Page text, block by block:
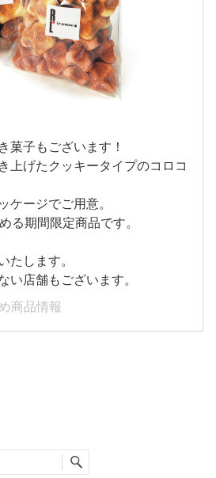
菓子もございます！
上げたクッキータイプのコロコ
ケージでご用意。
る期間限定商品です。
たします。
い店舗もございます。
商品情報